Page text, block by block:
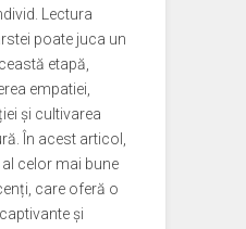
Lectura
poate juca un
etapă,
empatiei,
și cultivarea
În acest articol,
celor mai bune
care oferă o
și